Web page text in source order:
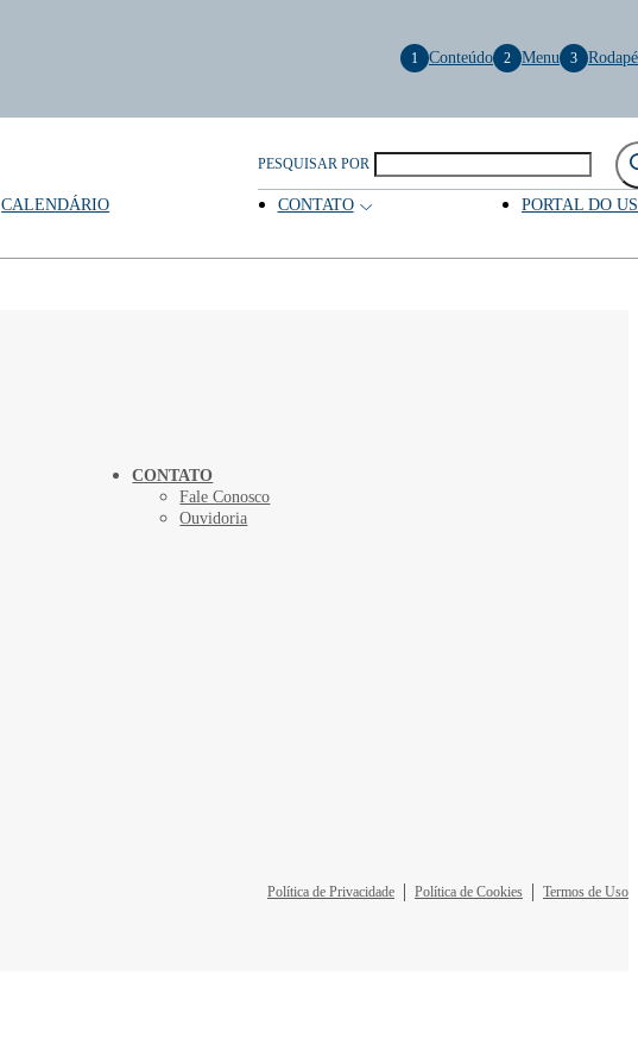
PESQUISAR POR
CALENDÁRIO CONTATO PORTAL DO
1 Conteúdo 2 Menu 3 Rodapé
CONTATO
Fale Conosco
Ouvidoria
Política de Privacidade Política de Cookies Termos de Uso